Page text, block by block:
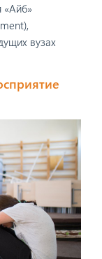
«Айб»
вузах